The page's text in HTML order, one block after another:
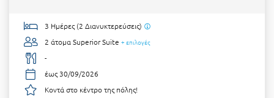
3 Ημέρες (2 Διανυκτερεύσεις)
2 άτομα Superior Suite + επιλογές
-
έως 30/09/2026
Κοντά στο κέντρο της πόλης!